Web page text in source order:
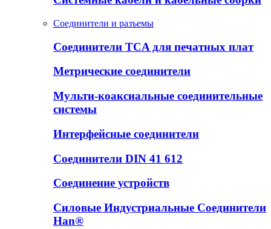
Соединители и разъемы
Соединители TCA для печатных плат
Метрические соединители
Мульти-коаксиальные соединительные
системы
Интерфейсные соединители
Соединители DIN 41 612
Соединение устройств
Силовые Индустриальные Соединители
Han®